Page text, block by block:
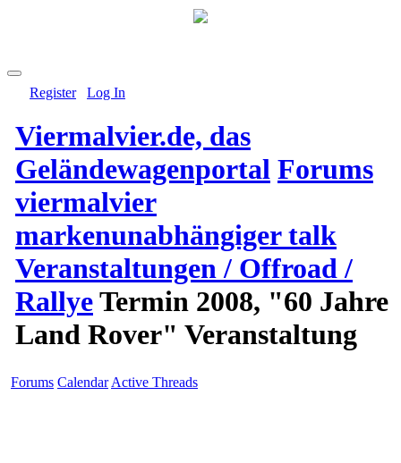
Register Log In
Viermalvier.de, das
Geländewagenportal Forums
viermalvier
markenunabhängiger talk
Veranstaltungen / Offroad /
RallyeTermin 2008, "60 Jahre
Land Rover" Veranstaltung
Forums Calendar Active Threads